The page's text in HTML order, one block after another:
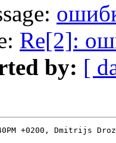
Re[2]:
by: [
+0200, Dmitrijs